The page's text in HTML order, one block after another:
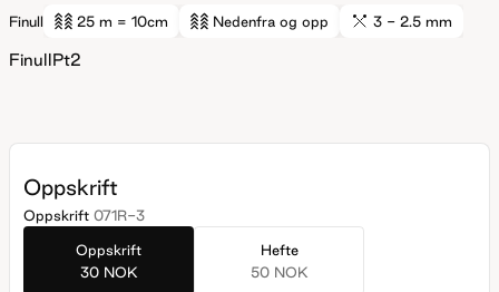
Finull 25 m = 10cm Nedenfra og opp 3 - 2.5 mm
FinullPt2
Oppskrift
Oppskrift 071R-3
Oppskrift
30 NOK
Hefte
50 NOK